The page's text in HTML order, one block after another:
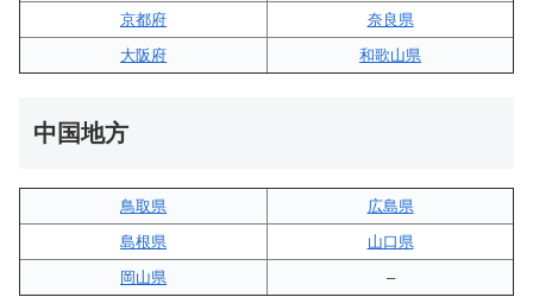
京都府
奈良県
大阪府
和歌山県
中国地方
鳥取県
広島県
島根県
山口県
岡山県
–